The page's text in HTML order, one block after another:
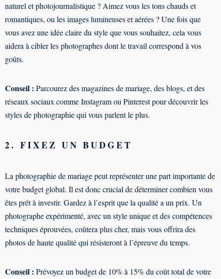
naturel et photojournalistique ? Aimez vous les tons chauds et
romantiques, ou les images lumineuses et aérées ? Une fois que
vous avez une idée claire du style que vous souhaitez, cela vous
aidera à cibler les photographes dont le travail correspond à vos
goûts.
Conseil : Parcourez des magazines de mariage, des blogs, et des
réseaux sociaux comme Instagram ou Pinterest pour découvrir les
styles de photographie qui vous parlent le plus.
2. FIXEZ UN BUDGET
La photographie de mariage peut représenter une part importante de
votre budget global. Il est donc crucial de déterminer combien vous
êtes prêt à investir. Gardez à l’esprit que la qualité a un prix. Un
photographe expérimenté, avec un style unique et des compétences
techniques éprouvées, coûtera plus cher, mais vous offrira des
photos de haute qualité qui résisteront à l’épreuve du temps.
Conseil : Prévoyez un budget de 10% à 15% du coût total de votre